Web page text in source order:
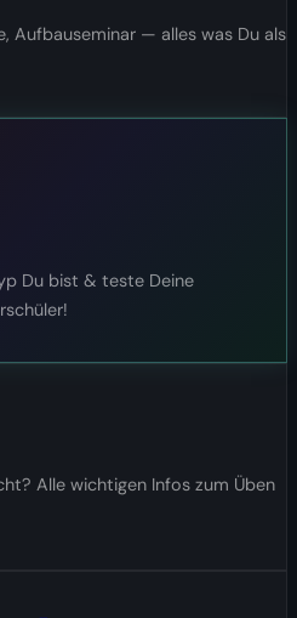
Aufbauseminar — alles was Du als
Du bist & teste Deine
Alle wichtigen Infos zum Üben